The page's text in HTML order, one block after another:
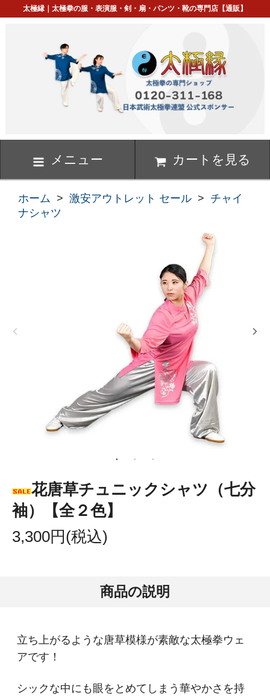
太極縁｜太極拳の服・表演服・剣・扇・パンツ・靴の専門店【通販】
メニュー カートを見る
ホーム > 激安アウトレット セール > チャイ
ナシャツ
花唐草チュニックシャツ（七分
袖）【全２色】
3,300円(税込)
商品の説明
立ち上がるような唐草模様が素敵な太極拳ウェ
アです！
シックな中にも眼をとめてしまう華やかさを持